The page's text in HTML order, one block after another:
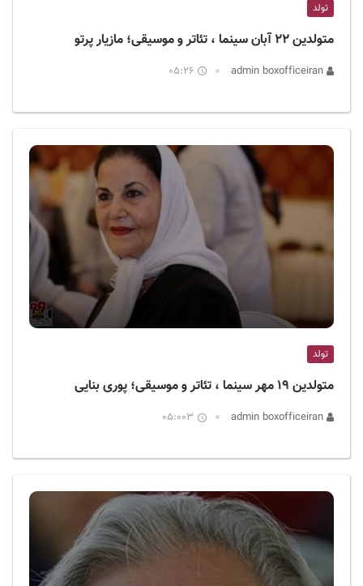
تولد
متولدین ۲۲ آبان سینما ، تئاتر و موسیقی؛ مازیار پرتو
05:26
تولد
متولدین ۱۹ مهر سینما ، تئاتر و موسیقی؛ پوری بنایی
05:003